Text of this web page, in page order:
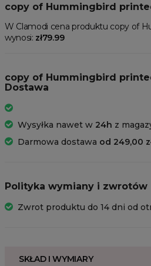
copy of Hummingbird
W Clamodi cena produktu copy of
wynosi: zł79.99
copy of Hummingbird
Dostawa
Wysyłka nawet w 24h z
Darmowa dostawa od 249,00
Polityka wymiany i zwrotów
Zwrot produktu do 14 dni od
SKŁAD I WYMIARY